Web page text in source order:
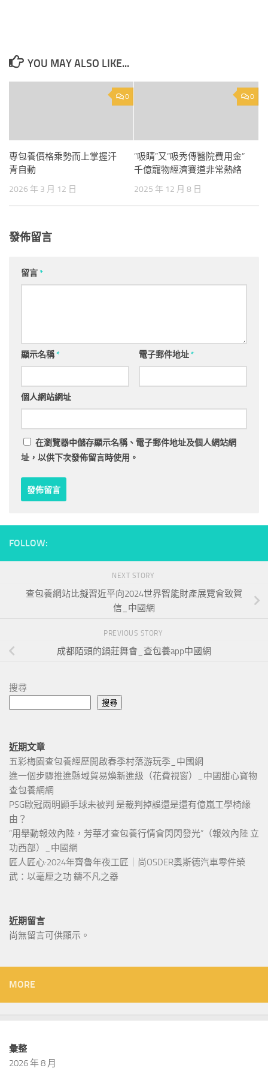
YOU MAY ALSO LIKE...
0
專包養價格乘勢而上掌握汗
青自動
2026 年 3 月 12 日
0
“吸睛”又“吸秀傳醫院費用金”
千億寵物經濟賽道非常熱絡
2025 年 12 月 8 日
發佈留言
留言*
顯示名稱* 電子郵件地址*
個人網站網址
在瀏覽器中儲存顯示名稱、電子郵件地址及個人網站網
址，以供下次發佈留言時使用。
FOLLOW:
NEXT STORY
查包養網站比擬習近平向2024世界智能財產展覽會致賀
信_中國網
PREVIOUS STORY
成都陌頭的鍋莊舞會_查包養app中國網
搜尋
搜尋
近期文章
五彩梅園查包養經歷開啟春季村落游玩季_中國網
進一個步驟推進縣域貿易煥新進級（花費視窗）_中國甜心寶物
查包養網網
PSG歐冠兩明顯手球未被判 是裁判掉誤還是還有億嵐工學椅緣
由？
“用舉動報效內陸，芳華才查包養行情會閃閃發光”（報效內陸 立
功西部）_中國網
匠人匠心·2024年齊魯年夜工匠｜尚OSDER奧斯德汽車零件榮
武：以毫厘之功 鑄不凡之器
近期留言
尚無留言可供顯示。
MORE
彙整
2026 年 8 月